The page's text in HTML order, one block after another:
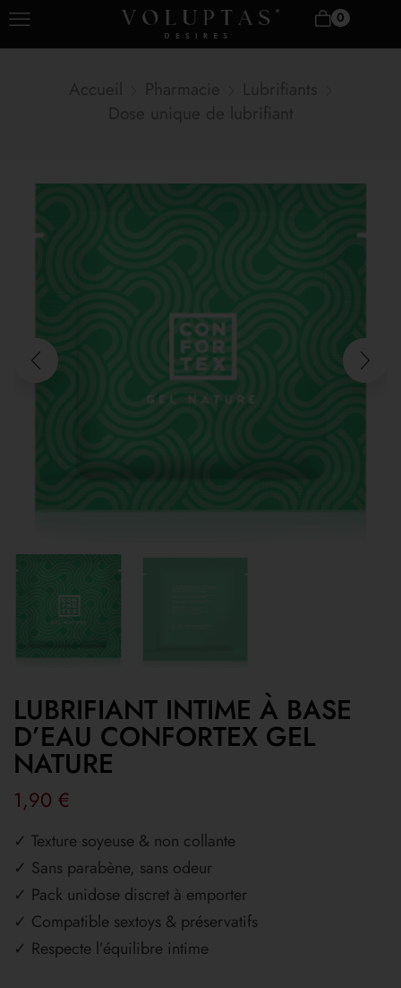
0
LUBRIFIANT INTIME À BASE
D’EAU CONFORTEX GEL
NATURE
1,90 €
✓ Texture soyeuse & non collante
✓ Sans parabène, sans odeur
✓ Pack unidose discret à emporter
✓ Compatible sextoys & préservatifs
✓ Respecte l’équilibre intime